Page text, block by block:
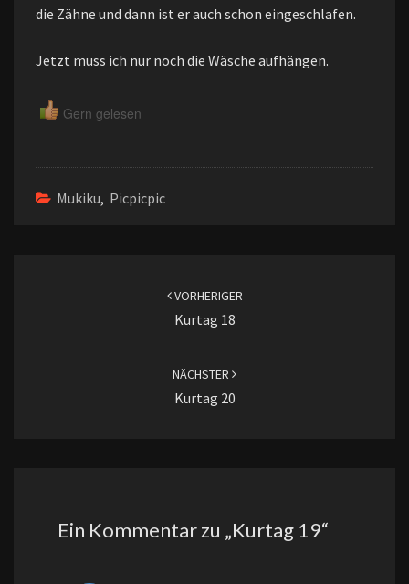
die Zähne und dann ist er auch schon eingeschlafen.
Jetzt muss ich nur noch die Wäsche aufhängen.
Gern gelesen
Mukiku, Picpicpic
VORHERIGER
Kurtag 18
NÄCHSTER
Kurtag 20
Ein Kommentar zu „Kurtag 19“